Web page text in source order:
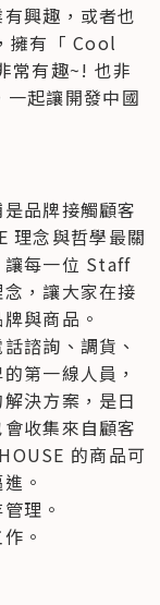
興趣，或者也
擁有「 Cool
常有趣~! 也非
起讓開發中國
品牌接觸顧客
理念與哲學最關
讓每一位 Staff
，讓大家在接
與商品。
諮詢、調貨、
第一線人員，
決方案，是日
收集來自顧客
的商品可
。
理。
。